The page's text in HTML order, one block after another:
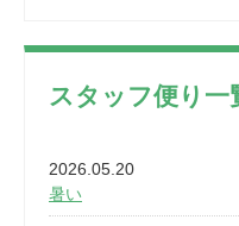
スタッフ便り一
2026.05.20
暑い